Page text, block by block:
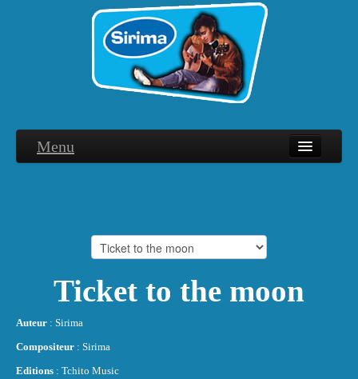
Menu
Photographies
Ticket to the moon
Auteur : Sirima
Compositeur : Sirima
Editions : Tchito Music